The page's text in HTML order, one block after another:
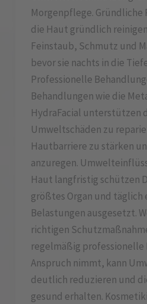
Morgenpflege. Gründliche
die Haut gründlich
Feinstaub, Schmutz und
bevor sie nachts in die
Professionelle
Behandlungen wie die
HydraFacial unterstützen
Umweltschäden zu
Hautbarriere zu stärken
anzuregen.
Haut langfristig schützen
größtes Organ und täglich
Belastungen ausgesetzt.
richtigen
regelmäßig professionelle
Anspruch nimmt, kann
deutlich reduzieren und
gesund erhalten.